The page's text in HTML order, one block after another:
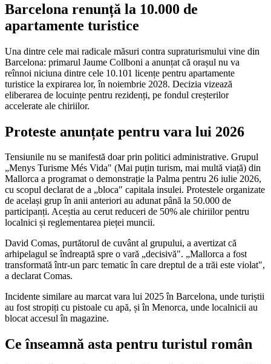
Barcelona renunță la 10.000 de
apartamente turistice
Una dintre cele mai radicale măsuri contra supraturismului vine din
Barcelona: primarul Jaume Collboni a anunțat că orașul nu va
reînnoi niciuna dintre cele 10.101 licențe pentru apartamente
turistice la expirarea lor, în noiembrie 2028. Decizia vizează
eliberarea de locuințe pentru rezidenți, pe fondul creșterilor
accelerate ale chiriilor.
Proteste anunțate pentru vara lui 2026
Tensiunile nu se manifestă doar prin politici administrative. Grupul
„Menys Turisme Més Vida" (Mai puțin turism, mai multă viață) din
Mallorca a programat o demonstrație la Palma pentru 26 iulie 2026,
cu scopul declarat de a „bloca" capitala insulei. Protestele organizate
de același grup în anii anteriori au adunat până la 50.000 de
participanți. Aceștia au cerut reduceri de 50% ale chiriilor pentru
localnici și reglementarea pieței muncii.
David Comas, purtătorul de cuvânt al grupului, a avertizat că
arhipelagul se îndreaptă spre o vară „decisivă". „Mallorca a fost
transformată într-un parc tematic în care dreptul de a trăi este violat",
a declarat Comas.
Incidente similare au marcat vara lui 2025 în Barcelona, unde turiștii
au fost stropiți cu pistoale cu apă, și în Menorca, unde localnicii au
blocat accesul în magazine.
Ce înseamnă asta pentru turistul român